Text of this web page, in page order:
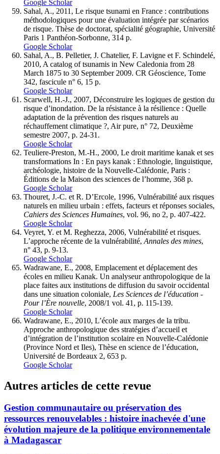
Google Scholar
Sahal, A., 2011, Le risque tsunami en France : contributions
méthodologiques pour une évaluation intégrée par scénarios
de risque. Thèse de doctorat, spécialité géographie, Université
Paris 1 Panthéon-Sorbonne, 314 p.
Google Scholar
Sahal, A., B. Pelletier, J. Chatelier, F. Lavigne et F. Schindelé,
2010, A catalog of tsunamis in New Caledonia from 28
March 1875 to 30 September 2009. CR Géoscience, Tome
342, fascicule n° 6, 15 p.
Google Scholar
Scarwell, H.-J., 2007, Déconstruire les logiques de gestion du
risque d’inondation. De la résistance à la résilience : Quelle
adaptation de la prévention des risques naturels au
réchauffement climatique ?, Air pure, n° 72, Deuxième
semestre 2007, p. 24-31.
Google Scholar
Teuliere-Preston, M.-H., 2000, Le droit maritime kanak et ses
transformations In : En pays kanak : Ethnologie, linguistique,
archéologie, histoire de la Nouvelle-Calédonie, Paris :
Éditions de la Maison des sciences de l’homme, 368 p.
Google Scholar
Thouret, J.-C. et R. D’Ercole, 1996, Vulnérabilité aux risques
naturels en milieu urbain : effets, facteurs et réponses sociales,
Cahiers des Sciences Humaines, vol. 96, no 2, p. 407-422.
Google Scholar
Veyret, Y. et M. Reghezza, 2006, Vulnérabilité et risques.
L’approche récente de la vulnérabilité, Annales des mines,
n° 43, p. 9-13.
Google Scholar
Wadrawane, E., 2008, Emplacement et déplacement des
écoles en milieu Kanak. Un analyseur anthropologique de la
place faites aux institutions de diffusion du savoir occidental
dans une situation coloniale, Les Sciences de l’éducation -
Pour l’Ère nouvelle, 2008/1 vol. 41, p. 115-139.
Google Scholar
Wadrawane, E., 2010, L’école aux marges de la tribu.
Approche anthropologique des stratégies d’accueil et
d’intégration de l’institution scolaire en Nouvelle-Calédonie
(Province Nord et Iles), Thèse en science de l’éducation,
Université de Bordeaux 2, 653 p.
Google Scholar
Autres articles de cette revue
Gestion communautaire ou préservation des
ressources renouvelables : histoire inachevée d'une
évolution majeure de la politique environnementale
à Madagascar